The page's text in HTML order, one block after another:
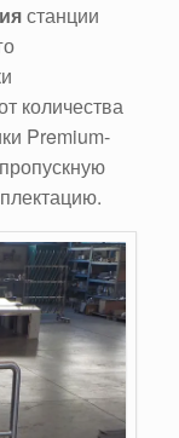
станции
количества
Premium-